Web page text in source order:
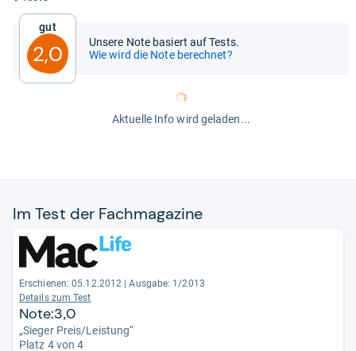
Gut
2,0
Unsere Note basiert auf Tests.
Wie wird die Note berechnet?
Aktuelle Info wird geladen...
Im Test der Fach­ma­ga­zine
Erschienen: 05.12.2012
Ausgabe: 1/2013
Details zum Test
Note:3,0
„Sieger Preis/Leistung“
Platz 4 von 4